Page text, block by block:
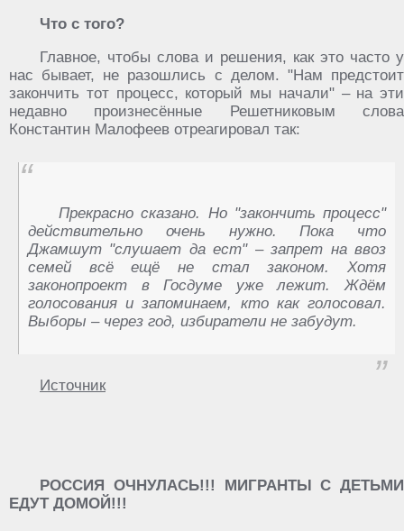
Что с того?
Главное, чтобы слова и решения, как это часто у
нас бывает, не разошлись с делом. "Нам предстоит
закончить тот процесс, который мы начали" – на эти
недавно произнесённые Решетниковым слова
Константин Малофеев отреагировал так:
Прекрасно сказано. Но "закончить процесс"
действительно очень нужно. Пока что
Джамшут "слушает да ест" – запрет на ввоз
семей всё ещё не стал законом. Хотя
законопроект в Госдуме уже лежит. Ждём
голосования и запоминаем, кто как голосовал.
Выборы – через год, избиратели не забудут.
Источник
РОССИЯ ОЧНУЛАСЬ!!! МИГРАНТЫ С ДЕТЬМИ
ЕДУТ ДОМОЙ!!!